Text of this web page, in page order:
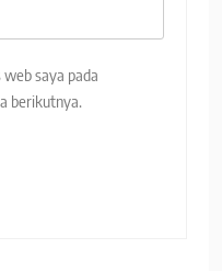
saya pada
berikutnya.